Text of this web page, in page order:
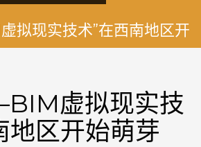
拟现实技术”在西南地区开
虚拟现实技
地区开始萌芽